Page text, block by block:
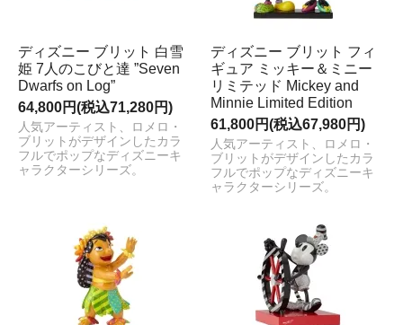
ディズニー ブリット 白雪
姫 7人のこびと達 ”Seven
Dwarfs on Log”
64,800円(税込71,280円)
人気アーティスト、ロメロ・
ブリットがデザインしたカラ
フルでポップなディズニーキ
ャラクターシリーズ。
ディズニー ブリット フィ
ギュア ミッキー＆ミニー
リミテッド Mickey and
Minnie Limited Edition
61,800円(税込67,980円)
人気アーティスト、ロメロ・
ブリットがデザインしたカラ
フルでポップなディズニーキ
ャラクターシリーズ。